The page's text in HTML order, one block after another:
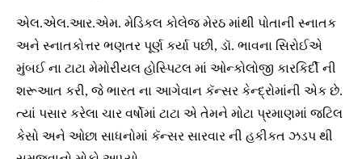
એલ.એલ.આર.એમ. મેડિકલ કોલેજ મેરઠ માંથી પોતાની સ્નાતક
અને સ્નાતકોત્તર ભણતર પૂર્ણ કર્યા પછી, ડૉ. ભાવના સિરોઈએ
મુંબઈ ના ટાટા મેમોરીયલ હોસ્પિટલ માં ઓન્કોલોજી કારકિર્દી ની
શરૂઆત કરી, જે ભારત ના આગેવાન કૅન્સર કેન્દ્રોમાંની એક છે.
ત્યાં પસાર કરેલા ચાર વર્ષોમાં ટાટા એ તેમને મોટા પ્રમાણમાં જટિલ
કેસો અને ઓછા સાધનોમાં કૅન્સર સારવાર ની હકીકત ઝડપ થી